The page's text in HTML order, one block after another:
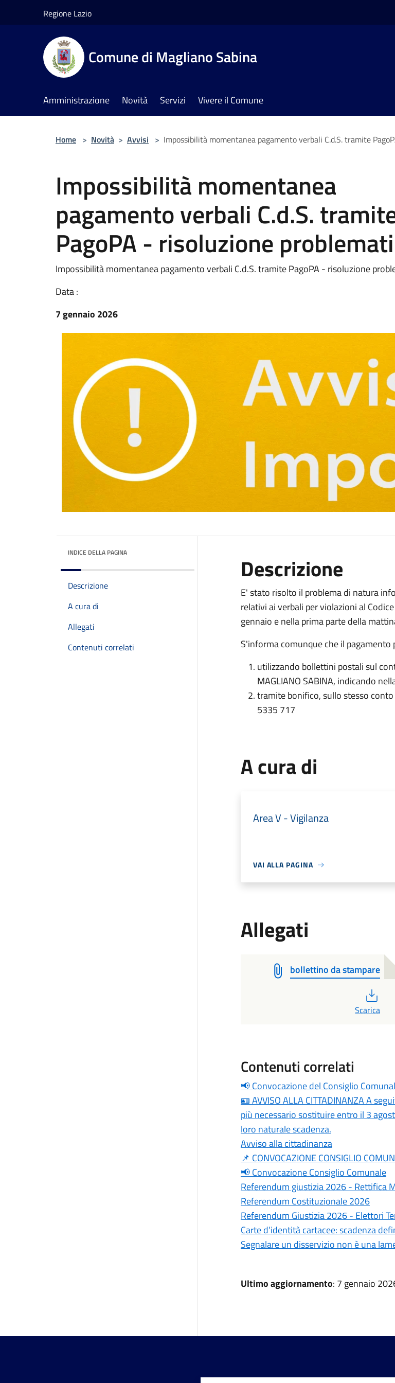
Regione Lazio
Comune di Magliano Sabina
Amministrazione Novità Servizi Vivere il Comune
Home > Novità > Avvisi > Impossibilità momentanea pagamento verbali C.d.S. tramite
Impossibilità momentanea
pagamento verbali C.d.S.
PagoPA - risoluzione
Impossibilità momentanea pagamento verbali C.d.S. tramite PagoPA - risoluzione
Data :
7 gennaio 2026
INDICE DELLA PAGINA
Descrizione
A cura di
Allegati
Contenuti correlati
Descrizione
E' stato risolto il problema di natura
relativi ai verbali per violazioni al
gennaio e nella prima parte della
S'informa comunque che il
utilizzando bollettini postali sul
MAGLIANO SABINA, indicando
tramite bonifico, sullo stesso
5335 717
A cura di
Area V - Vigilanza
VAI ALLA PAGINA
Allegati
bollettino da stampare
Scarica
Contenuti correlati
📢 Convocazione del Consiglio
🪪 AVVISO ALLA CITTADINANZA A
più necessario sostituire entro il 3
loro naturale scadenza.
Avviso alla cittadinanza
📌 CONVOCAZIONE CONSIGLIO
📢 Convocazione Consiglio Comunale
Referendum giustizia 2026 - Rettifica
Referendum Costituzionale 2026
Referendum Giustizia 2026 - Elettori
Carte d’identità cartacee: scadenza
Segnalare un disservizio non è una
Ultimo aggiornamento: 7 gennaio